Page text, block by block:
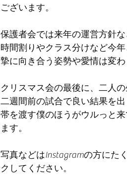
ございます。
保護者会では来年の運営方針
時間割りやクラス分けなど今
摯に向き合う姿勢や愛情は変
クリスマス会の最後に、二人
二週間前の試合で良い結果を
帯を渡す僕のほうがウルっと
ます。
写真などはInstagramの方にた
クしてください。